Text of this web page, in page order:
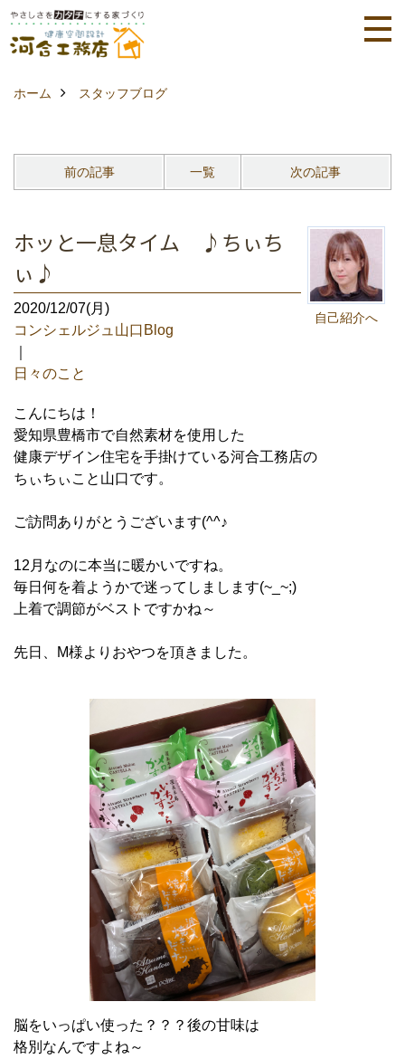
ホーム スタッフブログ
前の記事 一覧 次の記事
自己紹介へ
ホッと一息タイム ♪ちぃち
ぃ♪
2020/12/07(月)
コンシェルジュ山口Blog
日々のこと
こんにちは！
愛知県豊橋市で自然素材を使用した
健康デザイン住宅を手掛けている河合工務店の
ちぃちぃこと山口です。
ご訪問ありがとうございます(^^♪
12月なのに本当に暖かいですね。
毎日何を着ようかで迷ってしまします(~_~;)
上着で調節がベストですかね～
先日、M様よりおやつを頂きました。
脳をいっぱい使った？？？後の甘味は
格別なんですよね～